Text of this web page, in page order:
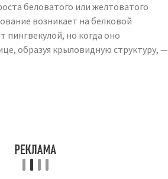
беловатого или желтоватого
возникает на белковой
пингвекулой, но когда оно
образуя крыловидную структуру, —